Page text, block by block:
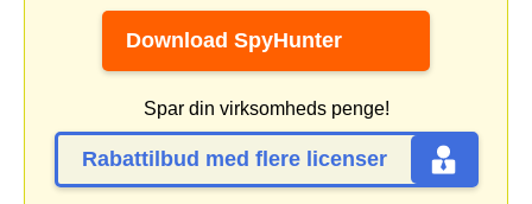
Download SpyHunter
Spar din virksomheds penge!
Rabattilbud med flere licenser